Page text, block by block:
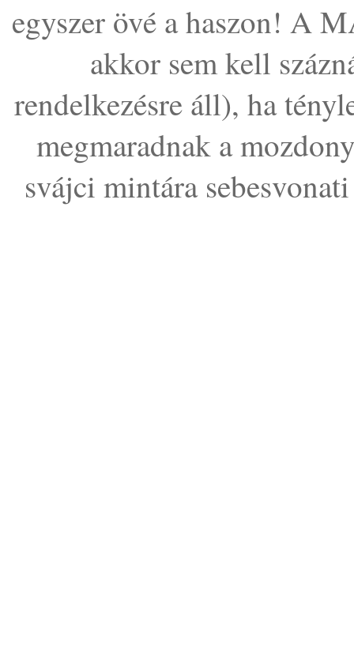
egyszer övé a haszon! A
akkor sem kell
rendelkezésre áll), ha
megmaradnak a
svájci mintára